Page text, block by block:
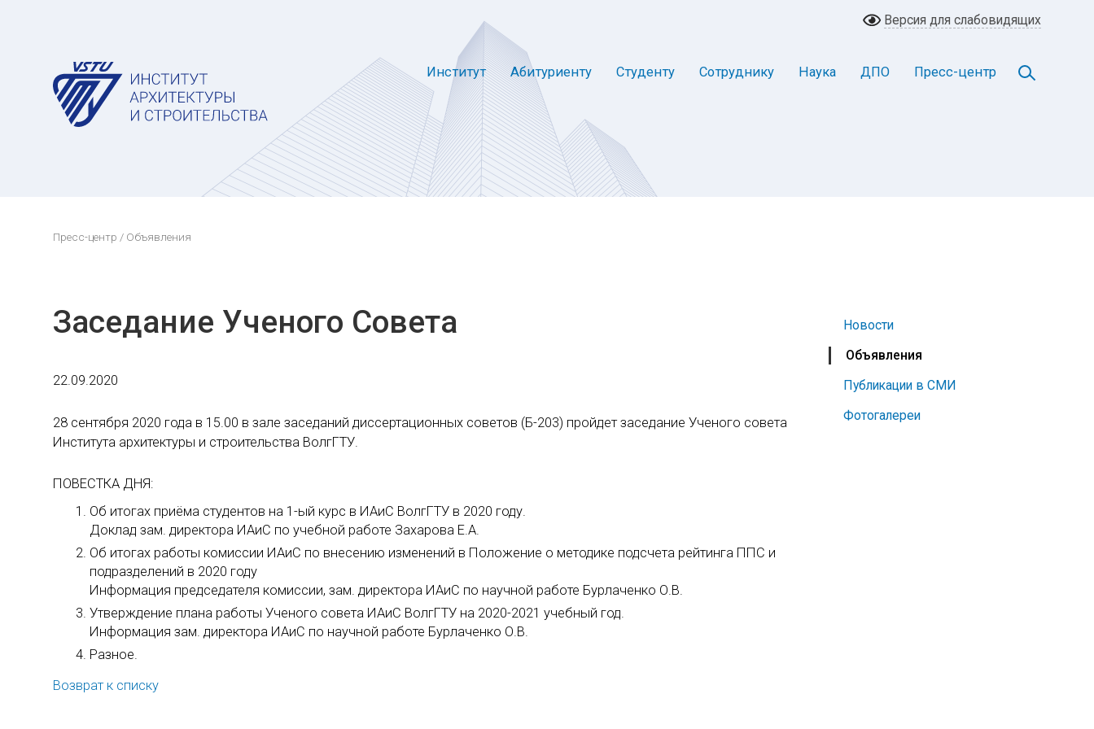
Версия для слабовидящих
Институт Абитуриенту Студенту Сотруднику Наука ДПО Пресс-центр
Пресс-центр / Объявления
Новости
Объявления
Публикации в СМИ
Фотогалереи
Заседание Ученого Совета
22.09.2020
28 сентября 2020 года в 15.00 в зале заседаний диссертационных советов (Б-203) пройдет заседание Ученого совета
Института архитектуры и строительства ВолгГТУ.
ПОВЕСТКА ДНЯ:
Об итогах приёма студентов на 1-ый курс в ИАиС ВолгГТУ в 2020 году.
Доклад зам. директора ИАиС по учебной работе Захарова Е.А.
Об итогах работы комиссии ИАиС по внесению изменений в Положение о методике подсчета рейтинга ППС и
подразделений в 2020 году
Информация председателя комиссии, зам. директора ИАиС по научной работе Бурлаченко О.В.
Утверждение плана работы Ученого совета ИАиС ВолгГТУ на 2020-2021 учебный год.
Информация зам. директора ИАиС по научной работе Бурлаченко О.В.
Разное.
Возврат к списку